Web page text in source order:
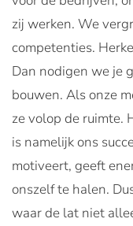
zij werken. We
competenties.
Dan nodigen we je
bouwen. Als onze
ze volop de ruimte.
is namelijk ons
motiveert, geeft
onszelf te halen.
waar de lat niet